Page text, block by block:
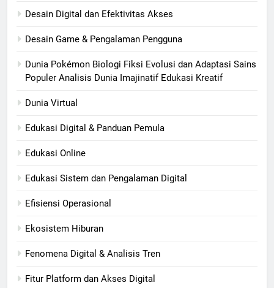
Desain Digital dan Efektivitas Akses
Desain Game & Pengalaman Pengguna
Dunia Pokémon Biologi Fiksi Evolusi dan Adaptasi Sains
Populer Analisis Dunia Imajinatif Edukasi Kreatif
Dunia Virtual
Edukasi Digital & Panduan Pemula
Edukasi Online
Edukasi Sistem dan Pengalaman Digital
Efisiensi Operasional
Ekosistem Hiburan
Fenomena Digital & Analisis Tren
Fitur Platform dan Akses Digital